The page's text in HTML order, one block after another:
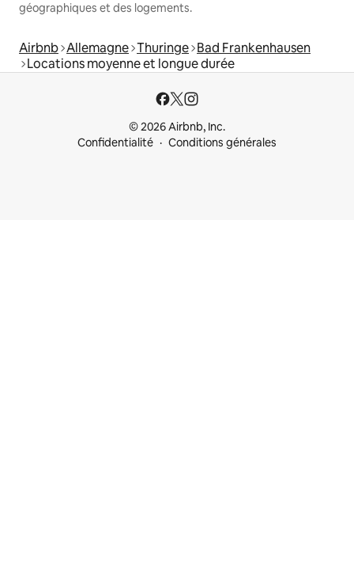
géographiques et des logements.
Airbnb Allemagne Thuringe Bad Frankenhausen
Locations moyenne et longue durée
© 2026 Airbnb, Inc.
Confidentialité
Conditions générales